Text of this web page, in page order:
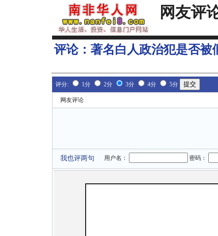
网友评
评论： 著名白人政治犯是否被
评分: 1分 2分 3分 4分 5分
网友评论
我也评两句 用户名： 密码：